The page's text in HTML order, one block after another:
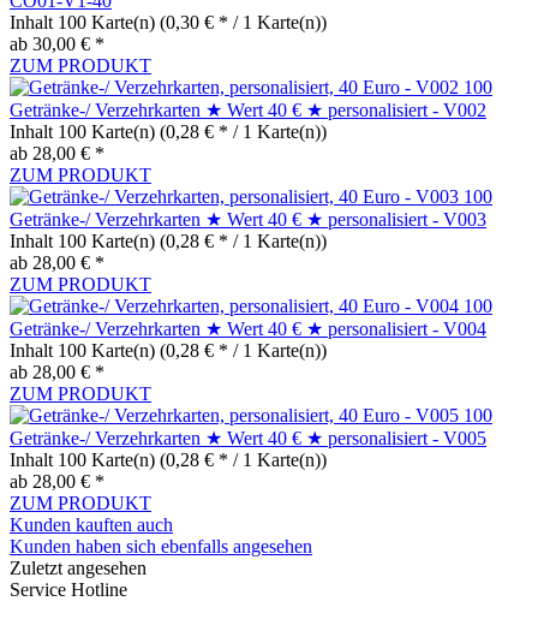
Inhalt 100 Karte(n) (0,30 € * / 1 Karte(n))
ab 30,00 € *
ZUM PRODUKT
100
Getränke-/ Verzehrkarten ★ Wert 40 € ★ personalisiert - V002
Inhalt 100 Karte(n) (0,28 € * / 1 Karte(n))
ab 28,00 € *
ZUM PRODUKT
100
Getränke-/ Verzehrkarten ★ Wert 40 € ★ personalisiert - V003
Inhalt 100 Karte(n) (0,28 € * / 1 Karte(n))
ab 28,00 € *
ZUM PRODUKT
100
Getränke-/ Verzehrkarten ★ Wert 40 € ★ personalisiert - V004
Inhalt 100 Karte(n) (0,28 € * / 1 Karte(n))
ab 28,00 € *
ZUM PRODUKT
100
Getränke-/ Verzehrkarten ★ Wert 40 € ★ personalisiert - V005
Inhalt 100 Karte(n) (0,28 € * / 1 Karte(n))
ab 28,00 € *
ZUM PRODUKT
Kunden kauften auch
Kunden haben sich ebenfalls angesehen
Zuletzt angesehen
Service Hotline